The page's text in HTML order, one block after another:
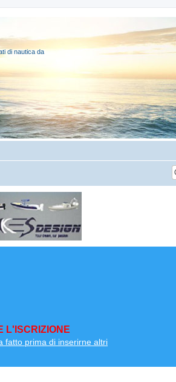
di nautica da
L'ISCRIZIONE
fatto prima di inserirne altri